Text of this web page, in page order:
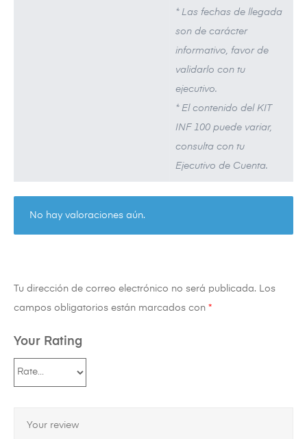
* Las fechas de llegada
son de carácter
informativo, favor de
validarlo con tu
ejecutivo.
* El contenido del KIT
INF 100 puede variar,
consulta con tu
Ejecutivo de Cuenta.
No hay valoraciones aún.
Tu dirección de correo electrónico no será publicada.
Los
campos obligatorios están marcados con *
Your Rating